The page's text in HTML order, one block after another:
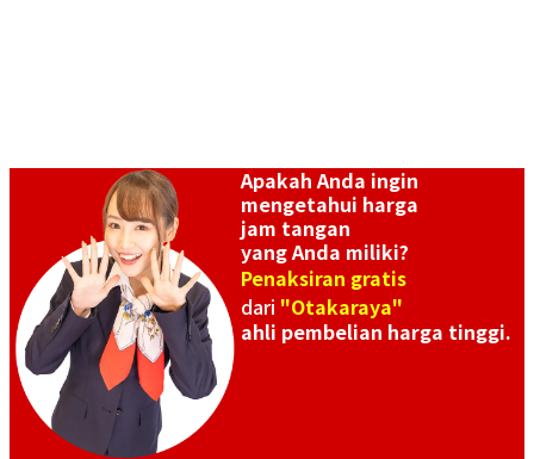
Omega Constellation
123.25.27.20.05.001
Referensi Harga Buyback
Rp 48.231.680
Tanggal Pembelian: Februari
2024
Omega Constellation Blush
123.20.24.60.57.001
Referensi Harga Buyback
Rp 25.534.600
Tanggal Pembelian:
Apakah Anda ingin
mengetahui harga
jam tangan
yang Anda miliki?
Penaksiran gratis
dari "Otakaraya"
ahli pembelian harga tinggi.